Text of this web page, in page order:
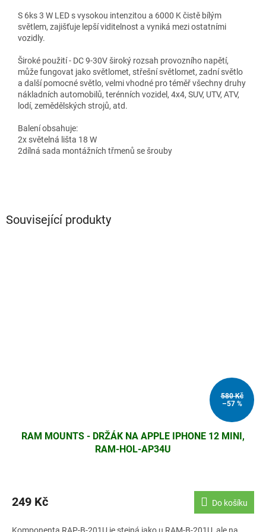
S 6ks 3 W LED s vysokou intenzitou a 6000 K čistě bílým
světlem, zajišťuje lepší viditelnost a vyniká mezi ostatními
vozidly.
Široké použití - DC 9-30V široký rozsah provozního napětí,
může fungovat jako světlomet, střešní světlomet, zadní světlo
a další pomocné světlo, velmi vhodné pro téměř všechny druhy
nákladních automobilů, terénních vozidel, 4x4, SUV, UTV, ATV,
lodí, zemědělských strojů, atd.
Balení obsahuje:
2x světelná lišta 18 W
2dílná sada montážních třmenů se šrouby
Související produkty
580 Kč
–57 %
RAM MOUNTS - DRŽÁK NA APPLE IPHONE 12 MINI,
RAM-HOL-AP34U
249 Kč Do košíku